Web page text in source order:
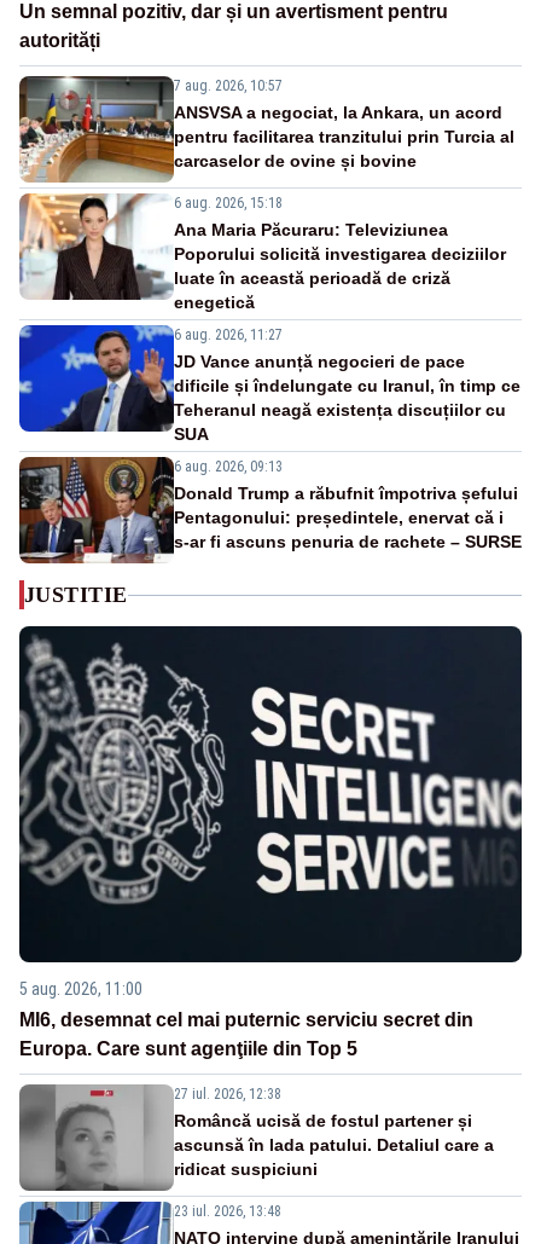
Un semnal pozitiv, dar și un avertisment pentru
autorități
7 aug. 2026, 10:57
ANSVSA a negociat, la Ankara, un acord
pentru facilitarea tranzitului prin Turcia al
carcaselor de ovine și bovine
6 aug. 2026, 15:18
Ana Maria Păcuraru: Televiziunea
Poporului solicită investigarea deciziilor
luate în această perioadă de criză
enegetică
6 aug. 2026, 11:27
JD Vance anunță negocieri de pace
dificile și îndelungate cu Iranul, în timp ce
Teheranul neagă existența discuțiilor cu
SUA
6 aug. 2026, 09:13
Donald Trump a răbufnit împotriva șefului
Pentagonului: președintele, enervat că i
s-ar fi ascuns penuria de rachete – SURSE
JUSTITIE
5 aug. 2026, 11:00
MI6, desemnat cel mai puternic serviciu secret din
Europa. Care sunt agenţiile din Top 5
27 iul. 2026, 12:38
Româncă ucisă de fostul partener și
ascunsă în lada patului. Detaliul care a
ridicat suspiciuni
23 iul. 2026, 13:48
NATO intervine după amenințările Iranului